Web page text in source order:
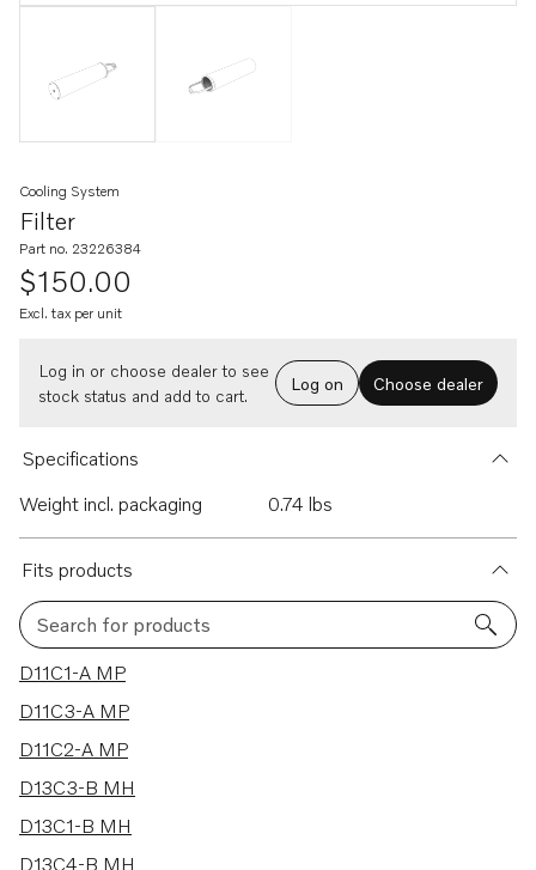
Filter
Cooling System
Part no. 23226384
$150.00
Excl. tax per unit
Log in or choose dealer to see
stock status and add to cart.
Log on Choose dealer
Specifications
Weight incl. packaging
0.74 lbs
Fits products
Search for products
75 results
D11C1-A MP
D11C3-A MP
D11C2-A MP
D13C3-B MH
D13C1-B MH
D13C4-B MH